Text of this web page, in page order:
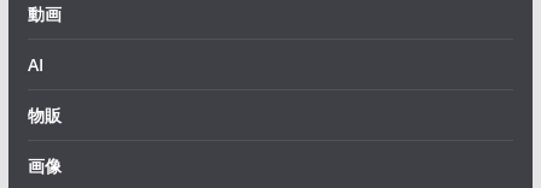
動画
AI
物販
画像